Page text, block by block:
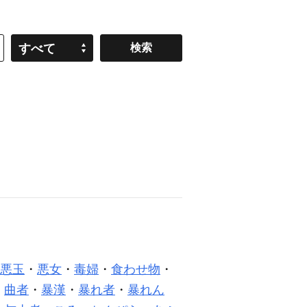
すべて
悪玉 ・ 悪女 ・ 毒婦 ・ 食わせ物 ・
曲者 ・ 暴漢 ・ 暴れ者 ・ 暴れん